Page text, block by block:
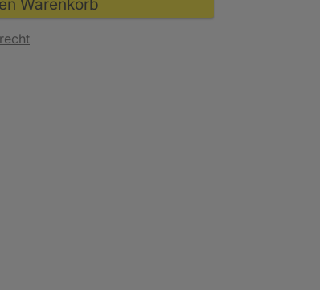
Warenkorb